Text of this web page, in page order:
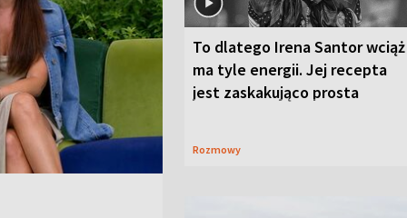
To dlatego Irena Santor wciąż
ma tyle energii. Jej recepta
jest zaskakująco prosta
Rozmowy